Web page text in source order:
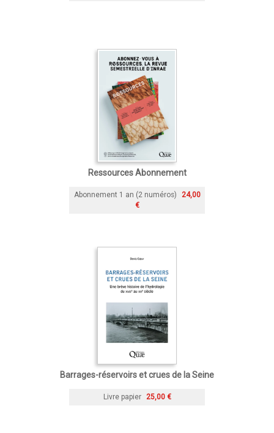
Ressources Abonnement
Abonnement 1 an (2 numéros)
24,00
€
Barrages-réservoirs et crues de la Seine
Livre papier 25,00 €